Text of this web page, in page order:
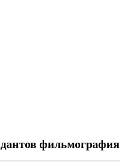
фильмография